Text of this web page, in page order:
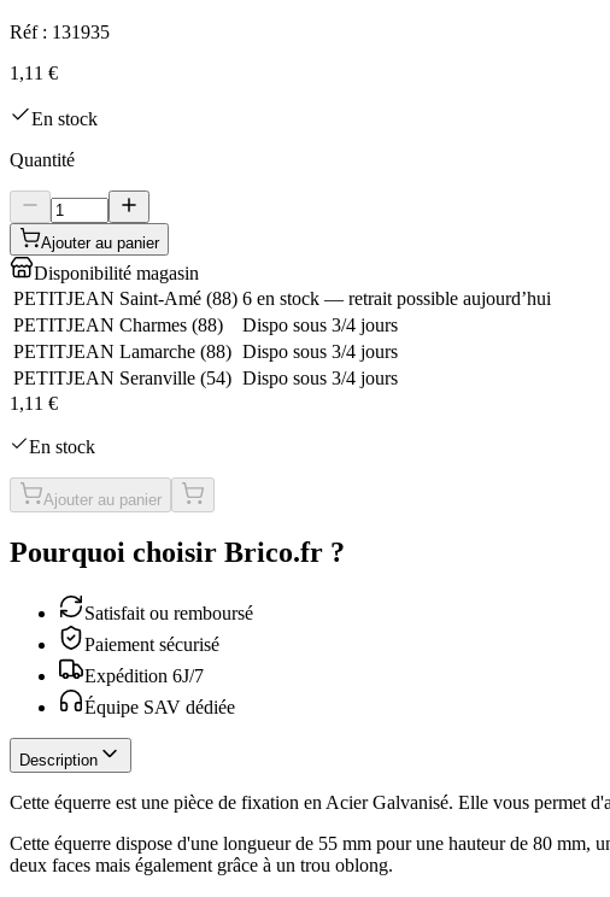
Réf : 131935
1,11 €
En stock
Quantité
Ajouter au panier
Disponibilité magasin
PETITJEAN Saint-Amé (88) 6 en stock — retrait possible aujourd’hui
PETITJEAN Charmes (88)
Dispo sous 3/4 jours
PETITJEAN Lamarche (88) Dispo sous 3/4 jours
PETITJEAN Seranville (54) Dispo sous 3/4 jours
1,11 €
En stock
Ajouter au panier
Pourquoi choisir Brico.fr ?
Satisfait ou remboursé
Paiement sécurisé
Expédition 6J/7
Équipe SAV dédiée
Description
Cette équerre est une pièce de fixation en Acier Galvanisé. Elle vous permet
Cette équerre dispose d'une longueur de 55 mm pour une hauteur de 80 mm,
deux faces mais également grâce à un trou oblong.